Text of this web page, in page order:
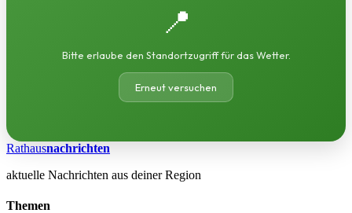
📍
Bitte erlaube den Standortzugriff für das Wetter.
Erneut versuchen
Rathausnachrichten
aktuelle Nachrichten aus deiner Region
Themen